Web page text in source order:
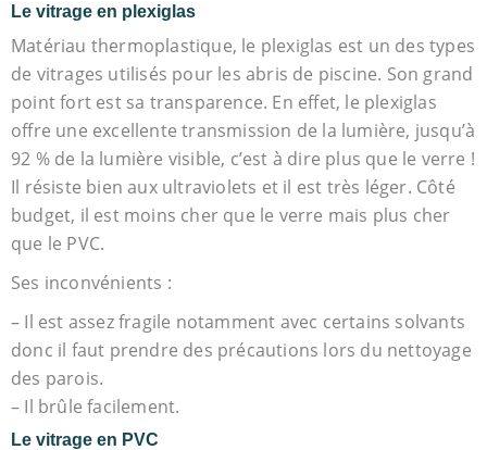
Le vitrage en plexiglas
Matériau thermoplastique, le plexiglas est un des types
de vitrages utilisés pour les abris de piscine. Son grand
point fort est sa transparence. En effet, le plexiglas
offre une excellente transmission de la lumière, jusqu’à
92 % de la lumière visible, c’est à dire plus que le verre !
Il résiste bien aux ultraviolets et il est très léger. Côté
budget, il est moins cher que le verre mais plus cher
que le PVC.
Ses inconvénients :
– Il est assez fragile notamment avec certains solvants
donc il faut prendre des précautions lors du nettoyage
des parois.
– Il brûle facilement.
Le vitrage en PVC